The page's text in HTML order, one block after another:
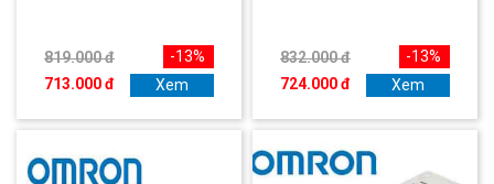
819.000 đ
713.000 đ
-13%
Xem
832.000 đ
724.000 đ
-13%
Xem